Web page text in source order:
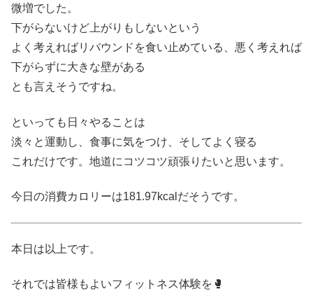
微増でした。
下がらないけど上がりもしないという
よく考えればリバウンドを食い止めている、悪く考えれば
下がらずに大きな壁がある
とも言えそうですね。
といっても日々やることは
淡々と運動し、食事に気をつけ、そしてよく寝る
これだけです。地道にコツコツ頑張りたいと思います。
今日の消費カロリーは181.97kcalだそうです。
本日は以上です。
それでは皆様もよいフィットネス体験を🥊